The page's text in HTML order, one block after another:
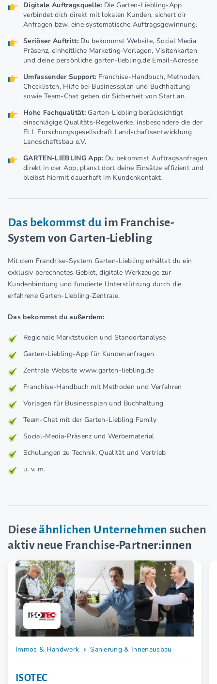
Digitale Auftragsquelle: Die Garten-Liebling-App
verbindet dich direkt mit lokalen Kunden, sichert dir
Anfragen bzw. eine systematische Auftragsgewinnung.
Seriöser Auftritt: Du bekommst Website, Social Media
Präsenz, einheitliche Marketing-Vorlagen, Visitenkarten
und deine persönliche garten-liebling.de Email-Adresse
Umfassender Support: Franchise-Handbuch, Methoden,
Checklisten, Hilfe bei Businessplan und Buchhaltung
sowie Team-Chat geben dir Sicherheit von Start an.
Hohe Fachqualität:Garten-Liebling berücksichtigt
einschlägige Qualitäts-Regelwerke, insbesondere die der
FLL Forschungsgesellschaft Landschaftsentwicklung
Landschaftsbau e.V.
GARTEN-LIEBLING App: Du bekommst Auftragsanfragen
direkt in der App, planst dort deine Einsätze effizient und
bleibst hiermit dauerhaft im Kundenkontakt.
Das bekommst du im Franchise-
System von Garten-Liebling
Mit dem Franchise-System Garten-Liebling erhältst du ein
exklusiv berechnetes Gebiet, digitale Werkzeuge zur
Kundenbindung und fundierte Unterstützung durch die
erfahrene Garten-Liebling-Zentrale.
Das bekommst du außerdem:
Regionale Marktstudien und Standortanalyse
Garten-Liebling-App für Kundenanfragen
Zentrale Website www.garten-liebling.de
Franchise-Handbuch mit Methoden und Verfahren
Vorlagen für Businessplan und Buchhaltung
Team-Chat mit der Garten-Liebling Family
Social-Media-Präsenz und Werbematerial
Schulungen zu Technik, Qualität und Vertrieb
u. v. m.
Dieseähnlichen Unternehmen suchen
aktiv neue Franchise-Partner:innen
Immos & Handwerk Sanierung & Innenausbau
ISOTEC